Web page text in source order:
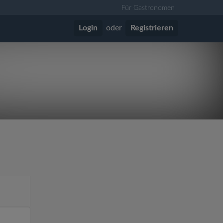
Für Gastronomen
Login oder Registrieren